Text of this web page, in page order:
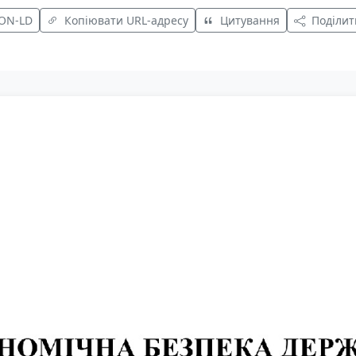
LD Копіювати URL-адресу Цитування